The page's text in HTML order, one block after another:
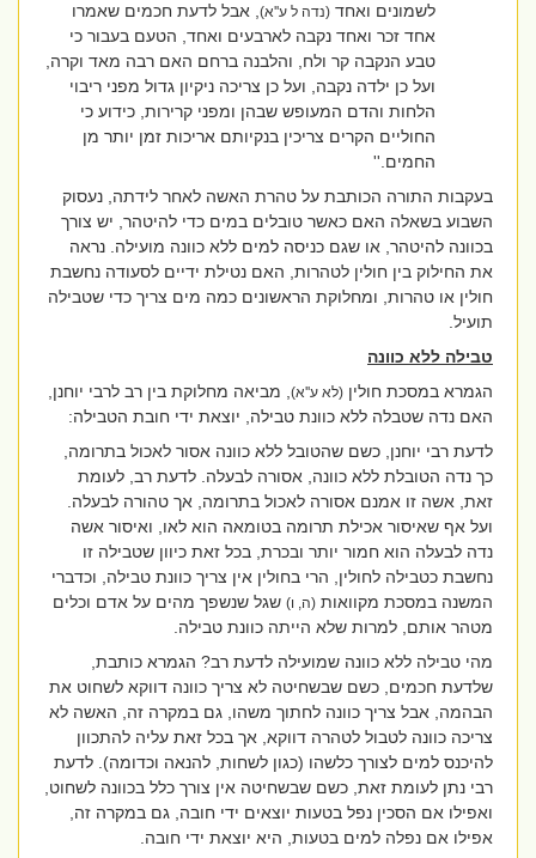
לשמונים ואחד(נדה ל ע''א), אבל לדעת חכמים שאמרו
אחד זכר ואחד נקבה לארבעים ואחד, הטעם בעבור כי
טבע הנקבה קר ולח, והלבנה ברחם האם רבה מאד וקרה,
ועל כן ילדה נקבה, ועל כן צריכה ניקיון גדול מפני ריבוי
הלחות והדם המעופש שבהן ומפני קרירות, כידוע כי
החוליים הקרים צריכין בנקיותם אריכות זמן יותר מן
החמים.''
בעקבות התורה הכותבת על טהרת האשה לאחר לידתה, נעסוק
השבוע בשאלה האם כאשר טובלים במים כדי להיטהר, יש צורך
בכוונה להיטהר, או שגם כניסה למים ללא כוונה מועילה. נראה
את החילוק בין חולין לטהרות, האם נטילת ידיים לסעודה נחשבת
חולין או טהרות, ומחלוקת הראשונים כמה מים צריך כדי שטבילה
תועיל.
טבילה ללא כוונה
הגמרא במסכת חולין(לא ע''א), מביאה מחלוקת בין רב לרבי יוחנן,
האם נדה שטבלה ללא כוונת טבילה, יוצאת ידי חובת הטבילה:
לדעת רבי יוחנן, כשם שהטובל ללא כוונה אסור לאכול בתרומה,
כך נדה הטובלת ללא כוונה, אסורה לבעלה. לדעת רב, לעומת
זאת, אשה זו אמנם אסורה לאכול בתרומה, אך טהורה לבעלה.
ועל אף שאיסור אכילת תרומה בטומאה הוא לאו, ואיסור אשה
נדה לבעלה הוא חמור יותר ובכרת, בכל זאת כיוון שטבילה זו
נחשבת כטבילה לחולין, הרי בחולין אין צריך כוונת טבילה, וכדברי
המשנה במסכת מקוואות(ה, ו)שגל שנשפך מהים על אדם וכלים
מטהר אותם, למרות שלא הייתה כוונת טבילה.
מהי טבילה ללא כוונה שמועילה לדעת רב? הגמרא כותבת,
שלדעת חכמים, כשם שבשחיטה לא צריך כוונה דווקא לשחוט את
הבהמה, אבל צריך כוונה לחתוך משהו, גם במקרה זה, האשה לא
צריכה כוונה לטבול לטהרה דווקא, אך בכל זאת עליה להתכוון
להיכנס למים לצורך כלשהו (כגון לשחות, להנאה וכדומה). לדעת
רבי נתן לעומת זאת, כשם שבשחיטה אין צורך כלל בכוונה לשחוט,
ואפילו אם הסכין נפל בטעות יוצאים ידי חובה, גם במקרה זה,
אפילו אם נפלה למים בטעות, היא יוצאת ידי חובה.